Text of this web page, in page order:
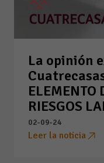
La opinión
ELEMENTO
RIESGOS
02-09-24
Leer la noticia